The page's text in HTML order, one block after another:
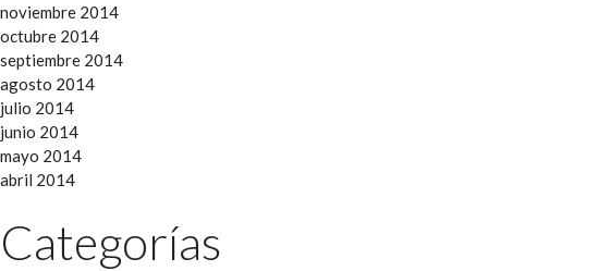
noviembre 2014
octubre 2014
septiembre 2014
agosto 2014
julio 2014
junio 2014
mayo 2014
abril 2014
Categorías